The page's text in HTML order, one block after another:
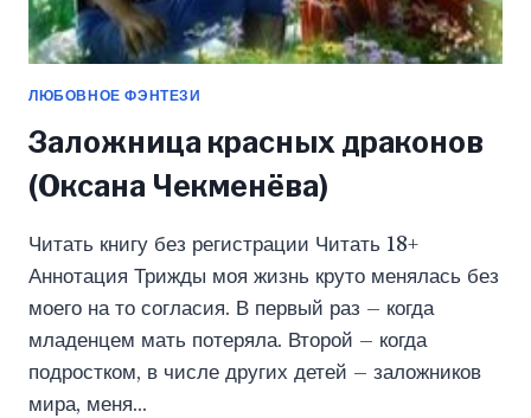
ЛЮБОВНОЕ ФЭНТЕЗИ
Заложница красных драконов
(Оксана Чекменёва)
Читать книгу без регистрации Читать 18+
Аннотация Трижды моя жизнь круто менялась без
моего на то согласия. В первый раз – когда
младенцем мать потеряла. Второй – когда
подростком, в числе других детей – заложников
мира, меня…